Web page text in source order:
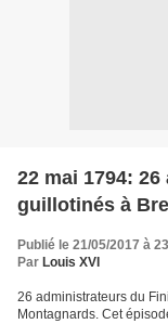
22 mai 1794:
guillotinés à
Publié le 21/05/2017 à
Par Louis XVI
26 administrateurs du
Montagnards. Cet